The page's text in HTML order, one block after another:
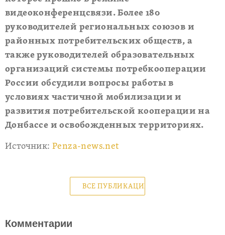
видеоконференцсвязи. Более 180
руководителей региональных союзов и
районных потребительских обществ, а
также руководителей образовательных
организаций системы потребкооперации
России обсудили вопросы работы в
условиях частичной мобилизации и
развития потребительской кооперации на
Донбассе и освобожденных территориях.
Источник:Penza-news.net
ВСЕ ПУБЛИКАЦИИ
Комментарии